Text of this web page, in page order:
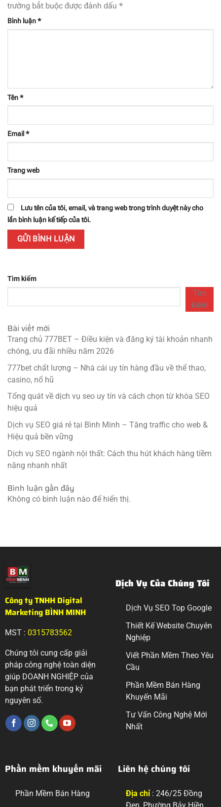
trường bắt buộc được đánh dấu *
Bình luận*
Tên*
Email *
Trang web
Lưu tên của tôi, email, và trang web trong trình duyệt này cho
lần bình luận kế tiếp của tôi.
Tìm kiếm
Tìm
kiếm
Bài viết mới
Trang chủ 777BET – Điều kiện và đăng ký tài khoản nhanh
chóng, ưu đãi nhiều năm 2026
777bet chất lượng – Nhà cái uy tín hàng đầu về thể thao,
casino, nổ hũ
Tổng quát về dịch vụ seo uy tín và cách chọn từ khóa SEO
hiệu quả
Dịch vụ SEO giá rẻ tại Bình Minh – Tăng traffic cho web &
Hiệu quả bền vững
Dịch vụ SEO ngành nội thất: Cách thu hút khách hàng tiềm
năng nhanh nhất
Bình luận gần đây
Không có bình luận nào để hiển thị.
Công ty TNHH Digital
Marketing BÌNH MINH
MST : 0315783562
Chúng tôi cung cấp giải
pháp công nghệ toàn diện
giúp DOANH NGHIỆP của
bạn phát triển trong kỷ
nguyên số.
Dịch Vụ Của Chúng Tôi
Dịch Vụ SEO Top Google
Thiết Kế Website Chuyên
Nghiệp
Viết Phần Mềm Theo Yêu
Cầu
Phần Mềm Bán Hàng
Khuyến Mãi
Tư Vấn Công Nghệ Mới
Nhất
Phần mềm khuyến mãi
Phần Mềm Bán Hàng
Liên hệ chúng tôi
Địa chỉ: 246/25 Đồng